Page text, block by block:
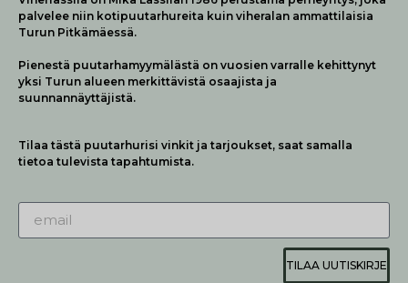
palvelee niin kotipuutarhureita kuin viheralan ammattilaisia
Turun Pitkämäessä.
Pienestä puutarhamyymälästä on vuosien varralle kehittynyt
yksi Turun alueen merkittävistä osaajista ja
suunnannäyttäjistä.
Tilaa tästä puutarhurisi vinkit ja tarjoukset, saat samalla
tietoa tulevista tapahtumista.
TILAA UUTISKIRJE